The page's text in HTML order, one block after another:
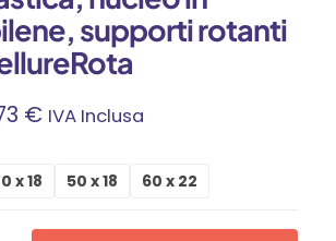
supporti rotanti
€Fascia
IVA Inclusa
x 18 50 x 18 60 x 22